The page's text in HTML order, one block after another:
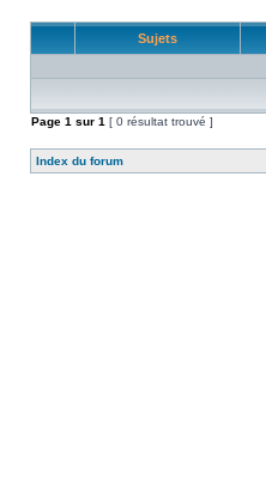
Sujets
Page 1 sur 1 [ 0 résultat trouvé ]
Index du forum